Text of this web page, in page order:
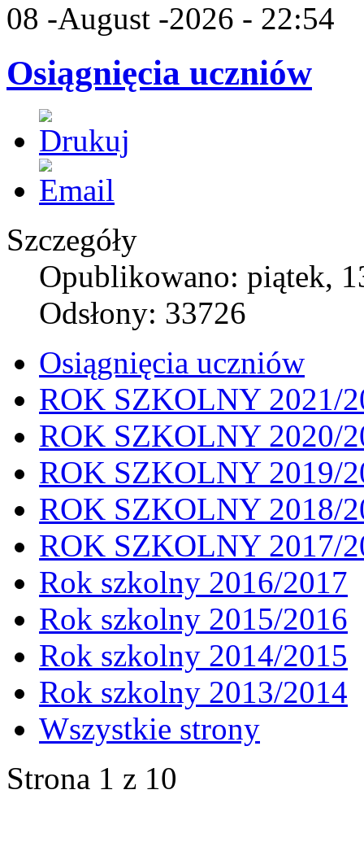
08 -August -2026 - 22:54
Osiągnięcia uczniów
Szczegóły
Opublikowano: piątek,
Odsłony: 33726
Osiągnięcia uczniów
ROK SZKOLNY 2021/
ROK SZKOLNY 2020/
ROK SZKOLNY 2019/
ROK SZKOLNY 2018/
ROK SZKOLNY 2017/
Rok szkolny 2016/2017
Rok szkolny 2015/2016
Rok szkolny 2014/2015
Rok szkolny 2013/2014
Wszystkie strony
Strona 1 z 10